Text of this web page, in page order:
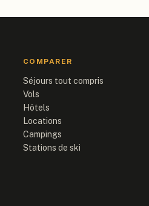
COMPARER
Séjours tout compris
Vols
Hôtels
Locations
Campings
Stations de ski